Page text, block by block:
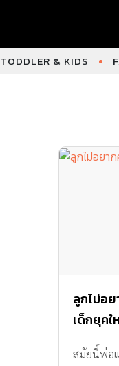
TODDLER & KIDS
ลูกไม่อ
เด็กยุคใ
สมัยนี้พ่อ